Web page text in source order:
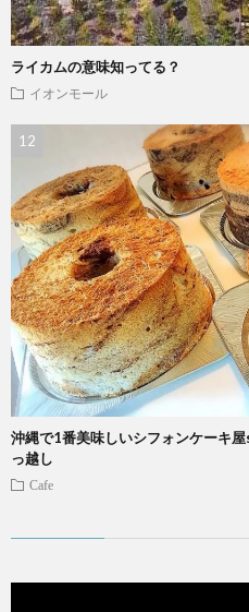
ライカムの意味知ってる？
イオンモール
沖縄で1番美味しいシフォンケーキ
っ越し
Cafe
動